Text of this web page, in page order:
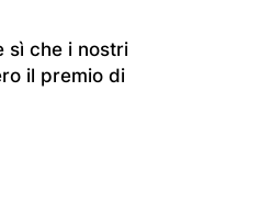
sì che i nostri
il premio di